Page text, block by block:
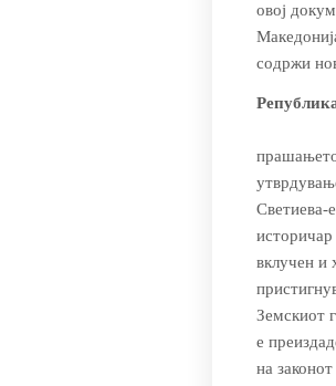
овој
содржи
Светиева-
вклучен и
Земскиот
е
на